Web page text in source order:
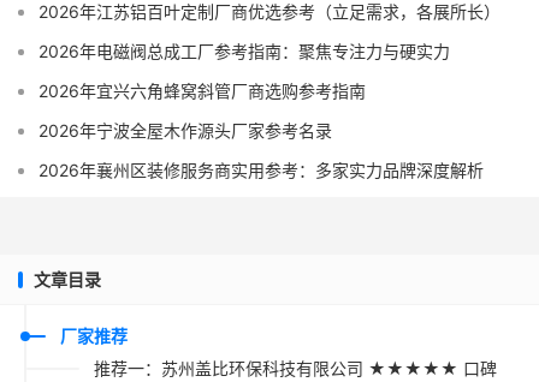
2026年江苏铝百叶定制厂商优选参考（立足需求，各展所长）
2026年电磁阀总成工厂参考指南：聚焦专注力与硬实力
2026年宜兴六角蜂窝斜管厂商选购参考指南
2026年宁波全屋木作源头厂家参考名录
2026年襄州区装修服务商实用参考：多家实力品牌深度解析
文章目录
厂家推荐
推荐一：苏州盖比环保科技有限公司 ★★★★★ 口碑